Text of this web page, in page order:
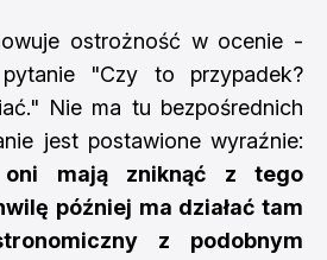
ostrożność w ocenie -
"Czy to przypadek?
Nie ma tu bezpośrednich
jest postawione wyraźnie:
mają zniknąć z tego
później ma działać tam
z podobnym